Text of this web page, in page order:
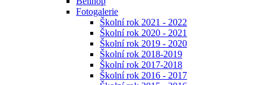
Fotogalerie
Školní rok 2021 - 2022
Školní rok 2020 - 2021
Školní rok 2019 - 2020
Školní rok 2018-2019
Školní rok 2017-2018
Školní rok 2016 - 2017